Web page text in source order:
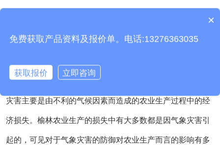
小型自动气象站监测榆林农业生态环境，了解气候信
榆林农业生产中不可忽视的农业的气象灾害问题，农业气象
灾害主要是由不利的气候因素而造成的农业生产过程中的经
济损失。榆林农业生产的损失中有大多数都是因气象灾害引
起的，可见对于气象灾害的防御对农业生产而言的影响有多
产品包含安装吗？
×
免费获取产品资料及报价单。电话:13276363035
获取报价 立即咨询